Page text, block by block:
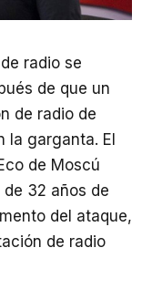
radio se
de que un
de radio de
la garganta. El
de Moscú
de 32 años de
del ataque,
de radio